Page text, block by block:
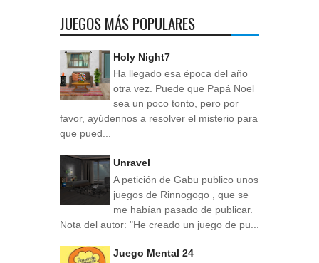
JUEGOS MÁS POPULARES
Holy Night7
Ha llegado esa época del año
otra vez. Puede que Papá Noel
sea un poco tonto, pero por
favor, ayúdennos a resolver el misterio para
que pued...
Unravel
A petición de Gabu publico unos
juegos de Rinnogogo , que se
me habían pasado de publicar.
Nota del autor: "He creado un juego de pu...
Juego Mental 24